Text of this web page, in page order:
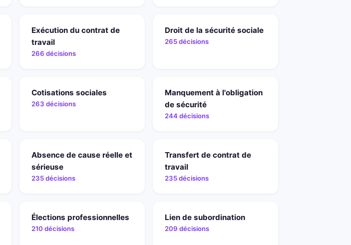
Exécution du contrat de
travail
266 décisions
Droit de la sécurité sociale
265 décisions
Cotisations sociales
263 décisions
Manquement à l'obligation
de sécurité
244 décisions
Absence de cause réelle et
sérieuse
235 décisions
Transfert de contrat de
travail
235 décisions
Élections professionnelles
210 décisions
Lien de subordination
209 décisions